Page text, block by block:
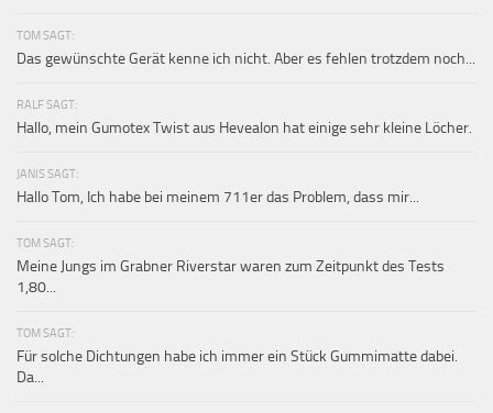
TOM SAGT:
Das gewünschte Gerät kenne ich nicht. Aber es fehlen trotzdem noch...
RALF SAGT:
Hallo, mein Gumotex Twist aus Hevealon hat einige sehr kleine Löcher.
JANIS SAGT:
Hallo Tom, Ich habe bei meinem 711er das Problem, dass mir...
TOM SAGT:
Meine Jungs im Grabner Riverstar waren zum Zeitpunkt des Tests
1,80...
TOM SAGT:
Für solche Dichtungen habe ich immer ein Stück Gummimatte dabei.
Da...